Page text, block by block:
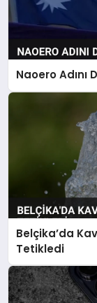
Naoero
Belçika’da
Tetikledi